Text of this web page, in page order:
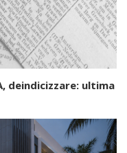
deindicizzare: ultima